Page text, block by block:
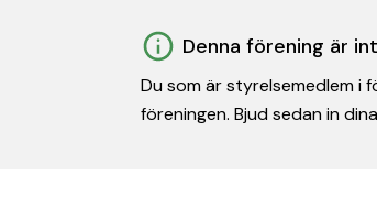
Denna förening är
Du som är styrelsemedlem i
föreningen. Bjud sedan in